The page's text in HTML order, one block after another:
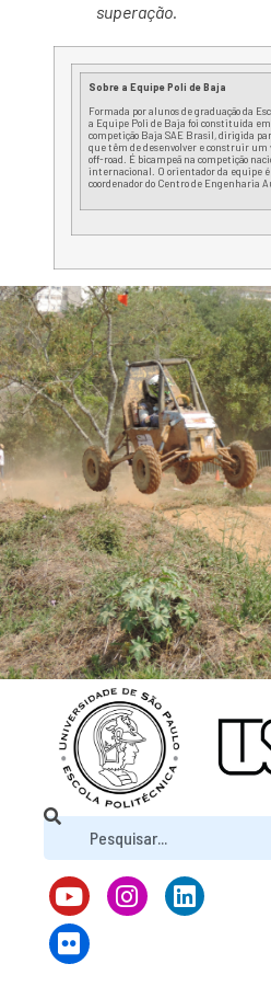
superação.
Sobre a Equipe Poli deBaja
Formada por alunos degraduaçãoda
a Equipe Poli de Baja foi constituída
competição Baja SAE Brasil, dirigida
que têm de desenvolver e construir um
off-road. É bicampeã na competição
internacional. O orientador da equipeé
coordenador do Centro de Engenharia